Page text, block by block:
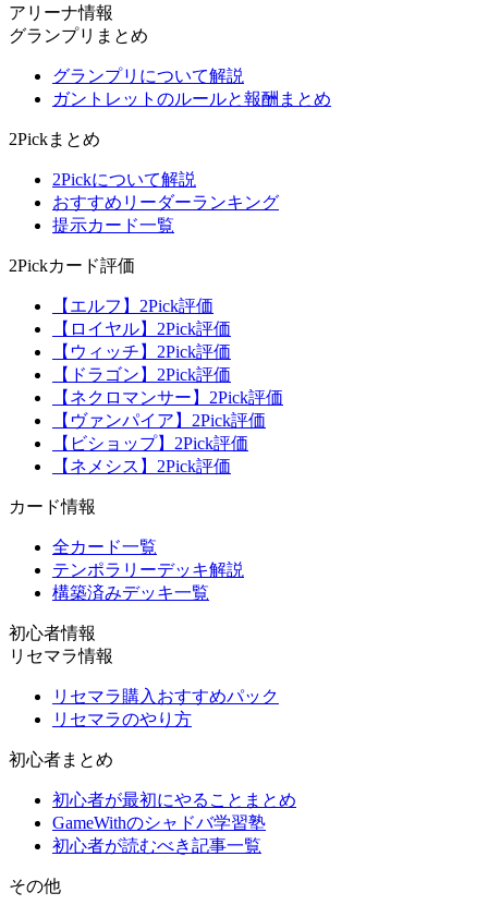
アリーナ情報
グランプリまとめ
グランプリについて解説
ガントレットのルールと報酬まとめ
2Pickまとめ
2Pickについて解説
おすすめリーダーランキング
提示カード一覧
2Pickカード評価
【エルフ】2Pick評価
【ロイヤル】2Pick評価
【ウィッチ】2Pick評価
【ドラゴン】2Pick評価
【ネクロマンサー】2Pick評価
【ヴァンパイア】2Pick評価
【ビショップ】2Pick評価
【ネメシス】2Pick評価
カード情報
全カード一覧
テンポラリーデッキ解説
構築済みデッキ一覧
初心者情報
リセマラ情報
リセマラ購入おすすめパック
リセマラのやり方
初心者まとめ
初心者が最初にやることまとめ
GameWithのシャドバ学習塾
初心者が読むべき記事一覧
その他